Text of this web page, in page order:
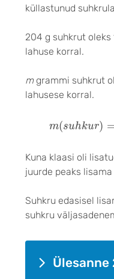
küllastunud
204 g suhkrut oleks
lahuse korral.
mgrammi suhkrut
lahusese korral.
m(suhkur)
Kuna klaasi oli
juurde peaks
Suhkru edasisel
suhkru
Ülesanne